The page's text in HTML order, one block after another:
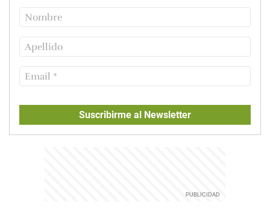
Suscribirme al Newsletter